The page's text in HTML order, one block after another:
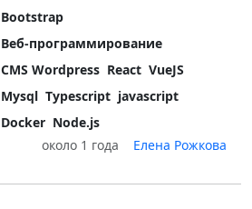
Bootstrap
Веб-программирование
CMS Wordpress React VueJS
Mysql Typescript javascript
Docker Node.js
около 1 года
Елена Рожкова